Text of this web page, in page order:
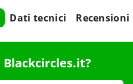
Dati tecnici Recensioni